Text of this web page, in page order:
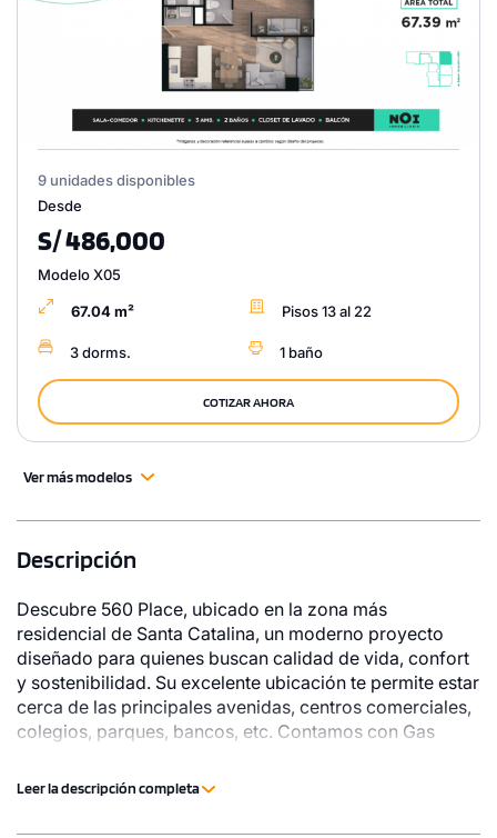
9 unidades disponibles
Desde
S/ 486,000
Modelo X05
67.04 m² Pisos 13 al 22
3 dorms. 1 baño
COTIZAR AHORA
Ver más modelos
Descripción
Descubre 560 Place, ubicado en la zona más
residencial de Santa Catalina, un moderno proyecto
diseñado para quienes buscan calidad de vida, confort
y sostenibilidad. Su excelente ubicación te permite estar
cerca de las principales avenidas, centros comerciales,
colegios, parques, bancos, etc. Contamos con Gas
eficiencia energética. Así mismo, nuestro Bono Verde y
sostenible con ahorro en consumo de agua y energía. Si
Leer la descripción completa